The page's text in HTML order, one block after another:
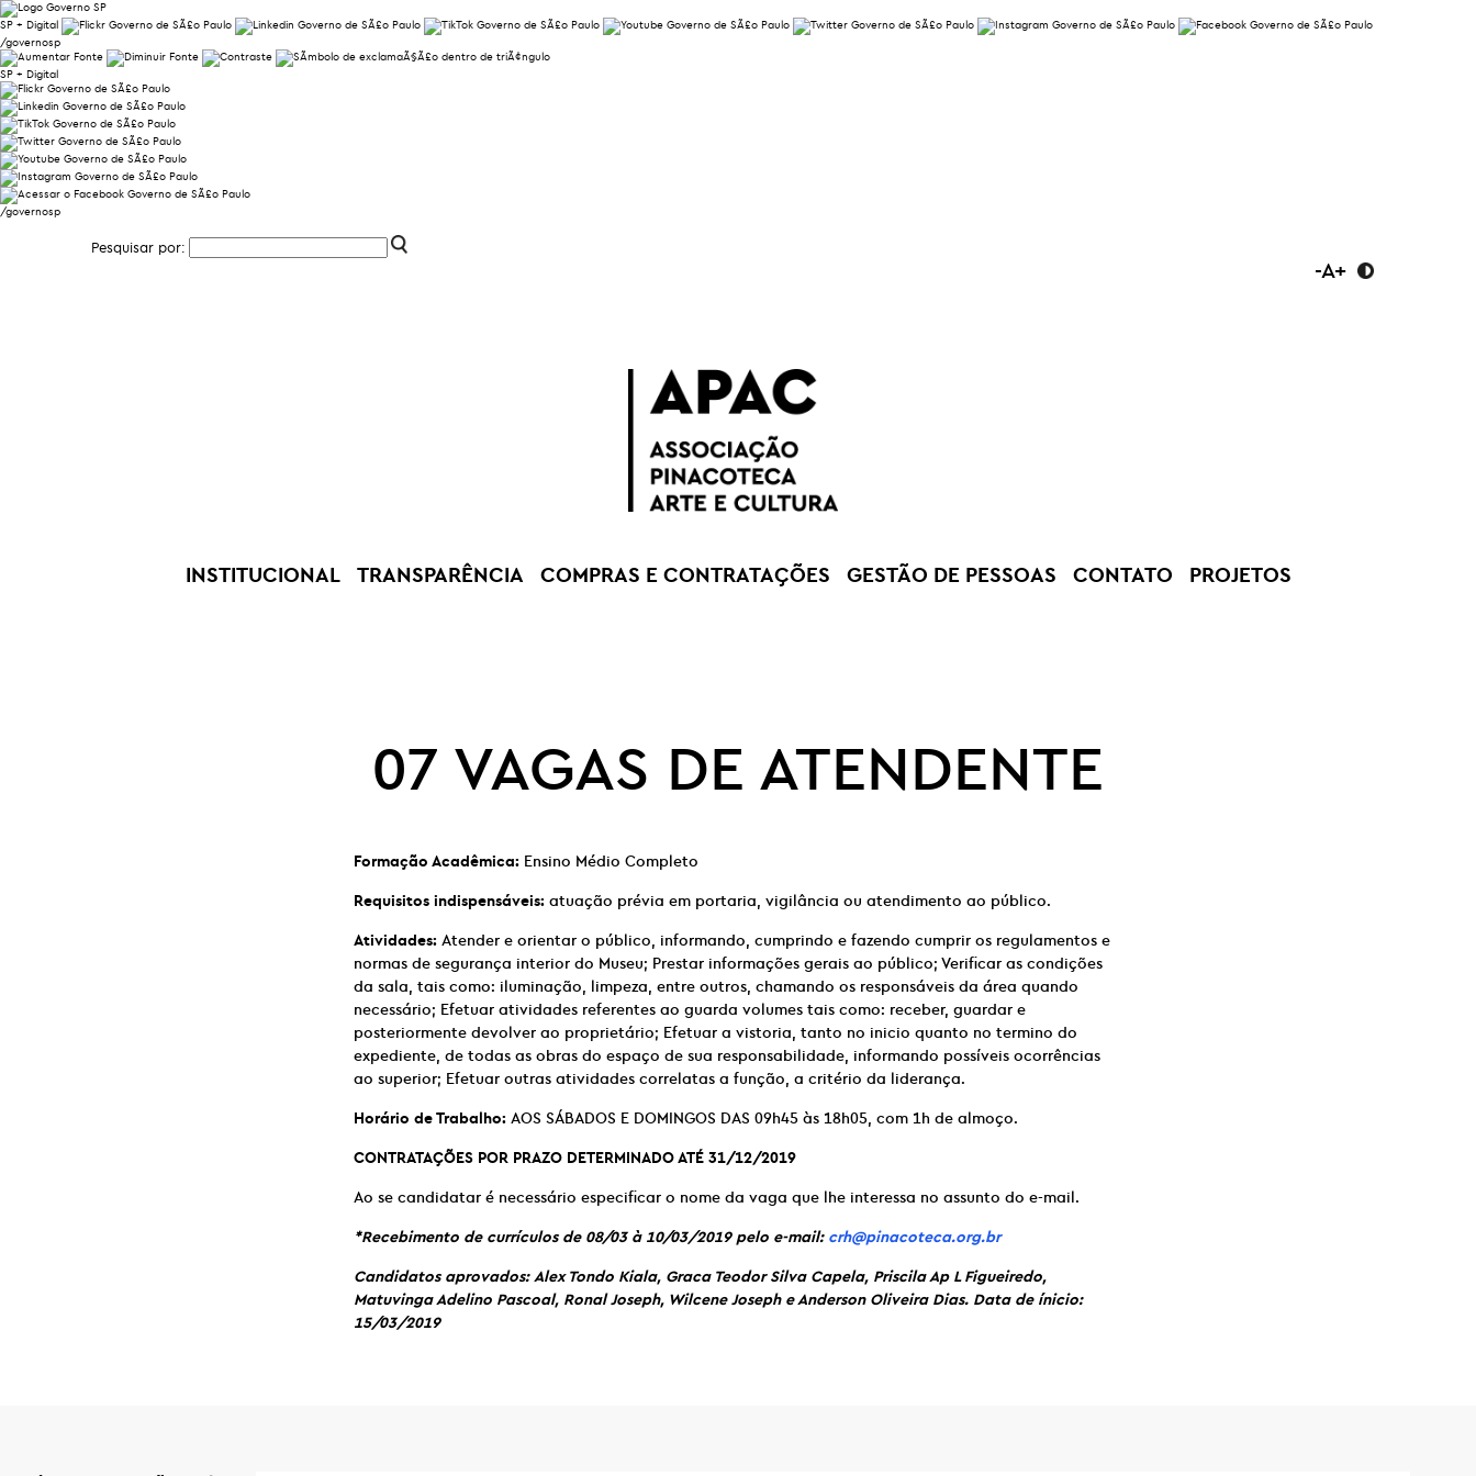
SP + Digital
/governosp
SP + Digital
/governosp
Pesquisar por:
-A+
INSTITUCIONAL TRANSPARÊNCIA COMPRAS E CONTRATAÇÕES GESTÃO DE PESSOAS CONTATO PROJETOS
07 VAGAS DE ATENDENTE
Formação Acadêmica: Ensino Médio Completo
Requisitos indispensáveis: atuação prévia em portaria, vigilância ou atendimento ao público.
Atividades: Atender e orientar o público, informando, cumprindo e fazendo cumprir os regulamentos e
normas de segurança interior do Museu; Prestar informações gerais ao público; Verificar as condições
da sala, tais como: iluminação, limpeza, entre outros, chamando os responsáveis da área quando
necessário; Efetuar atividades referentes ao guarda volumes tais como: receber, guardar e
posteriormente devolver ao proprietário; Efetuar a vistoria, tanto no inicio quanto no termino do
expediente, de todas as obras do espaço de sua responsabilidade, informando possíveis ocorrências
ao superior; Efetuar outras atividades correlatas a função, a critério da liderança.
Horário de Trabalho: AOS SÁBADOS E DOMINGOS DAS 09h45 às 18h05, com 1h de almoço.
CONTRATAÇÕES POR PRAZO DETERMINADO ATÉ 31/12/2019
Ao se candidatar é necessário especificar o nome da vaga que lhe interessa no assunto do e-mail.
*Recebimento de currículos de 08/03 à 10/03/2019 pelo e-mail: crh@pinacoteca.org.br
Candidatos aprovados: Alex Tondo Kiala, Graca Teodor Silva Capela, Priscila Ap L Figueiredo,
Matuvinga Adelino Pascoal, Ronal Joseph, Wilcene Joseph e Anderson Oliveira Dias. Data de ínicio:
15/03/2019